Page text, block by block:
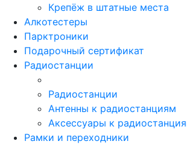
Крепёж в штатные места
Алкотестеры
Парктроники
Подарочный сертификат
Радиостанции
Радиостанции
Антенны к радиостанциям
Аксессуары к
Рамки и переходники